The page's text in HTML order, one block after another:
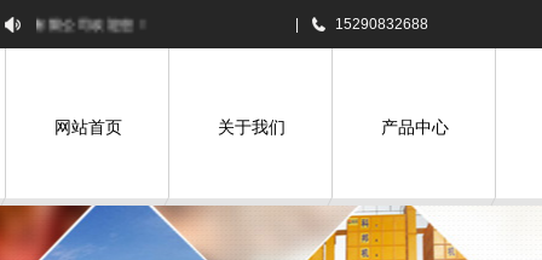
公司欢迎您！ 15290832688
网站首页 关于我们 产品中心